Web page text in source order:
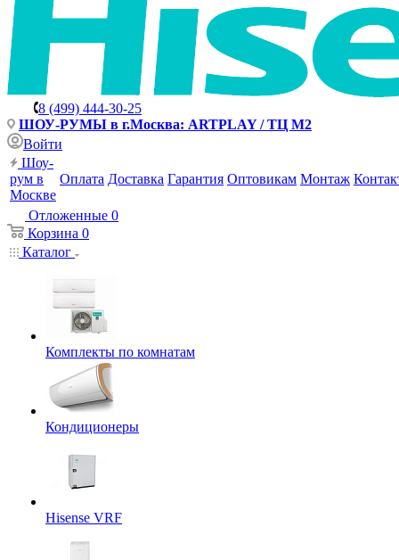
8 (499) 444-30-25
ШОУ-РУМЫ в г.Москва: ARTPLAY / ТЦ М2
Войти
Шоу-
рум в
Москве
Оплата Доставка Гарантия Оптовикам Монтаж
Отложенные 0
Корзина 0
Каталог
Комплекты по комнатам
Кондиционеры
Hisense VRF